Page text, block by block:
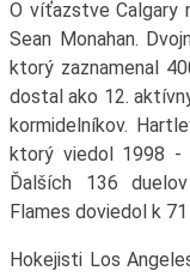
O víťazstve Calgary
Sean Monahan.
ktorý zaznamenal
dostal ako 12.
kormidelníkov.
ktorý viedol 1998 -
Ďalších 136
Flames doviedol k
Hokejisti Los